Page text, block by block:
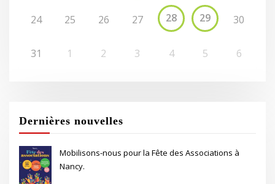
24 25 26 27 28 29 30
31 1 2 3 4 5 6
Dernières nouvelles
Mobilisons-nous pour la Fête des Associations à
Nancy.